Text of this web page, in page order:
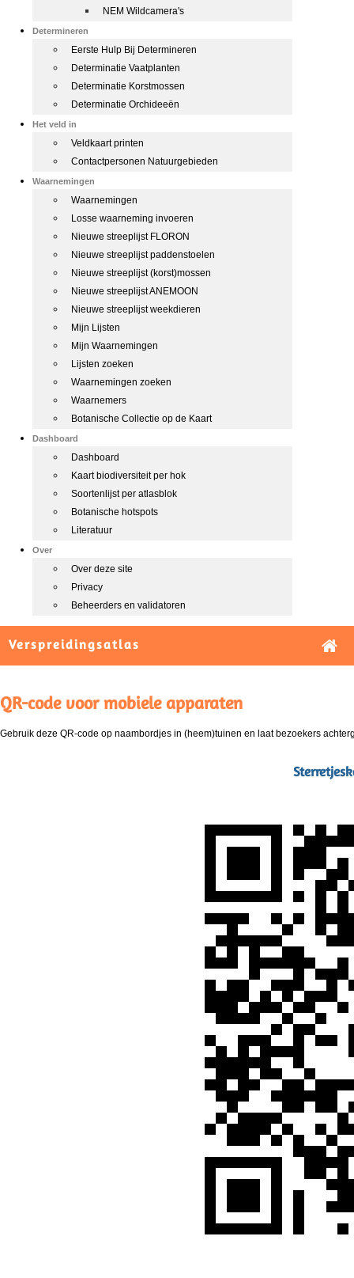
NEM Wildcamera's
Determineren
Eerste Hulp Bij Determineren
Determinatie Vaatplanten
Determinatie Korstmossen
Determinatie Orchideeën
Het veld in
Veldkaart printen
Contactpersonen Natuurgebieden
Waarnemingen
Waarnemingen
Losse waarneming invoeren
Nieuwe streeplijst FLORON
Nieuwe streeplijst paddenstoelen
Nieuwe streeplijst (korst)mossen
Nieuwe streeplijst ANEMOON
Nieuwe streeplijst weekdieren
Mijn Lijsten
Mijn Waarnemingen
Lijsten zoeken
Waarnemingen zoeken
Waarnemers
Botanische Collectie op de Kaart
Dashboard
Dashboard
Kaart biodiversiteit per hok
Soortenlijst per atlasblok
Botanische hotspots
Literatuur
Over
Over deze site
Privacy
Beheerders en validatoren
Verspreidingsatlas
QR-code voor mobiele apparaten
Gebruik deze QR-code op naambordjes in (heem)tuinen en laat bezoekers